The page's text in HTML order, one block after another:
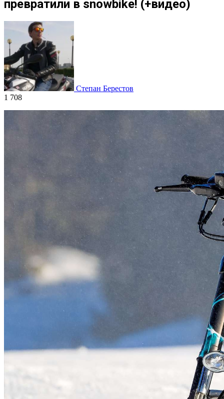
превратили в snowbike! (+видео)
Степан Берестов
1 708